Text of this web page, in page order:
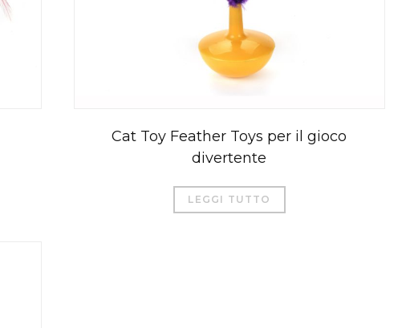
Cat Toy Feather Toys per il gioco
divertente
LEGGI TUTTO